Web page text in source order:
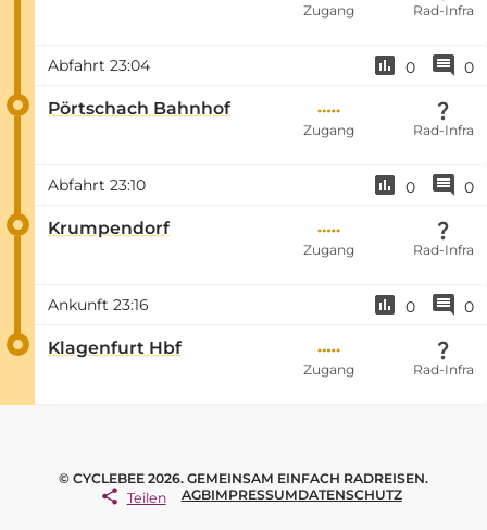
Zugang Rad-Infra
Abfahrt 23:04 0 0
Pörtschach Bahnhof
Zugang Rad-Infra
Abfahrt 23:10 0 0
Krumpendorf
Zugang Rad-Infra
Ankunft 23:16 0 0
Klagenfurt Hbf
Zugang Rad-Infra
© CYCLEBEE 2026. GEMEINSAM EINFACH RADREISEN.
Teilen
AGBIMPRESSUMDATENSCHUTZ